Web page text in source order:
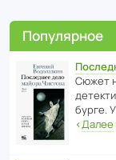
Популярное
Сюжет
бурге.
‹Далее